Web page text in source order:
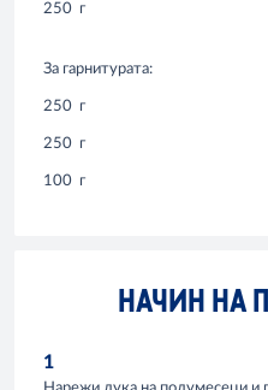
250 г
За гарнитурата:
250 г
250 г
100 г
НАЧИН НА
1